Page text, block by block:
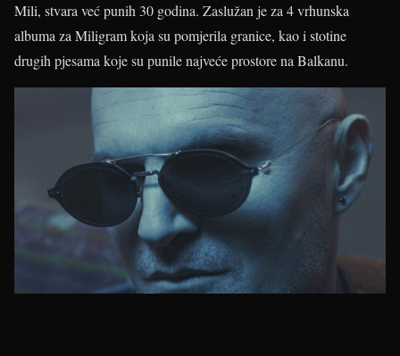
Mili, stvara već punih 30 godina. Zaslužan je za 4 vrhunska
albuma za Miligram koja su pomjerila granice, kao i stotine
drugih pjesama koje su punile najveće prostore na Balkanu.